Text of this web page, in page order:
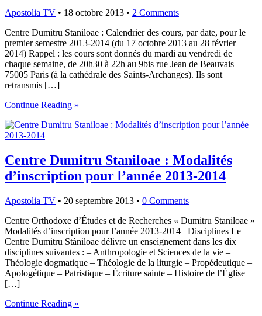
Apostolia TV • 18 octobre 2013 • 2 Comments
Centre Dumitru Staniloae : Calendrier des cours, par date, pour le
premier semestre 2013-2014 (du 17 octobre 2013 au 28 février
2014) Rappel : les cours sont donnés du mardi au vendredi de
chaque semaine, de 20h30 à 22h au 9bis rue Jean de Beauvais
75005 Paris (à la cathédrale des Saints-Archanges). Ils sont
retransmis […]
Continue Reading »
Centre Dumitru Staniloae : Modalités
d’inscription pour l’année 2013-2014
Apostolia TV • 20 septembre 2013 • 0 Comments
Centre Orthodoxe d’Études et de Recherches « Dumitru Staniloae »
Modalités d’inscription pour l’année 2013-2014 Disciplines Le
Centre Dumitru Stàniloae délivre un enseignement dans les dix
disciplines suivantes : – Anthropologie et Sciences de la vie –
Théologie dogmatique – Théologie de la liturgie – Propédeutique –
Apologétique – Patristique – Écriture sainte – Histoire de l’Église
[…]
Continue Reading »